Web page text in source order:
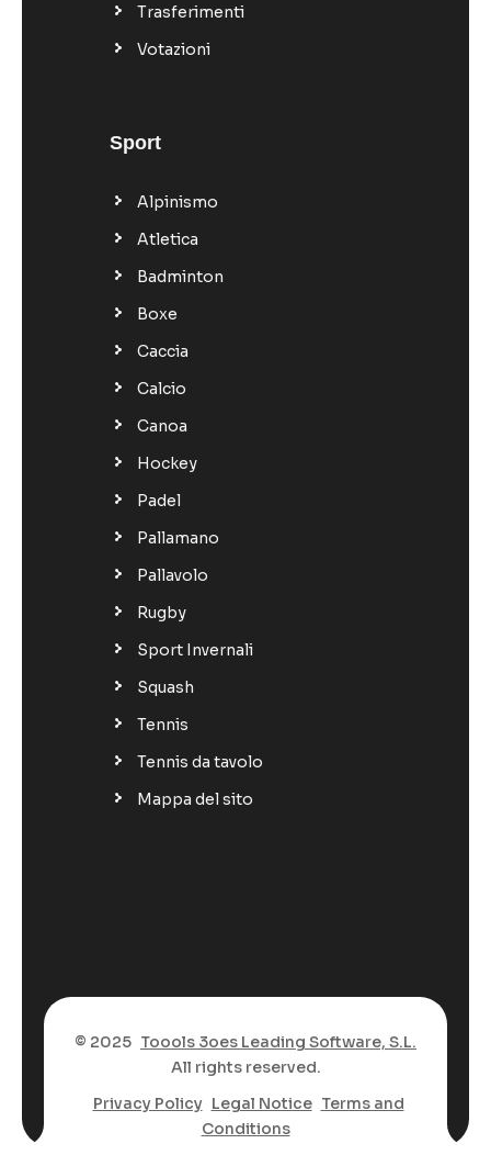
Trasferimenti
Votazioni
Sport
Alpinismo
Atletica
Badminton
Boxe
Caccia
Calcio
Canoa
Hockey
Padel
Pallamano
Pallavolo
Rugby
Sport Invernali
Squash
Tennis
Tennis da tavolo
Mappa del sito
© 2025 Toools 3oes Leading Software, S.L.
All rights reserved.
Privacy Policy Legal Notice Terms and
Conditions